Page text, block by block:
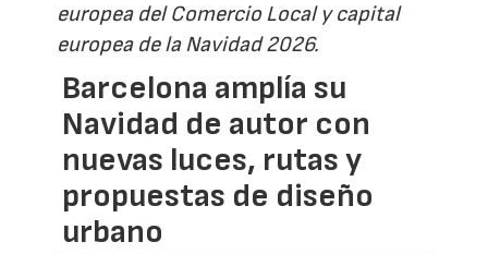
europea del Comercio Local y capital
europea de la Navidad 2026.
Barcelona amplía su
Navidad de autor con
nuevas luces, rutas y
propuestas de diseño
urbano